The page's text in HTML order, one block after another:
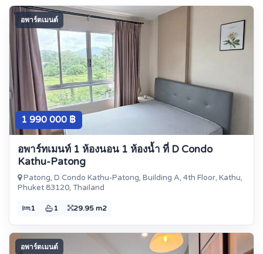
อพาร์ตเมนต์
1 990 000 ฿
อพาร์ทเมนท์ 1 ห้องนอน 1 ห้องน้ำ ที่ D Condo
Kathu-Patong
Patong, D Condo Kathu-Patong, Building A, 4th Floor, Kathu,
Phuket 83120, Thailand
1 1 29.95 m2
อพาร์ตเมนต์